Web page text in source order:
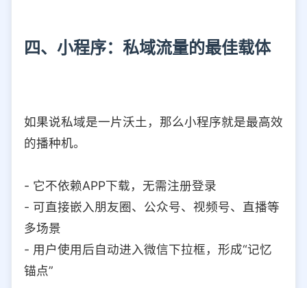
四、小程序：私域流量的最佳载体
如果说私域是一片沃土，那么小程序就是最高效
的播种机。
- 它不依赖APP下载，无需注册登录
- 可直接嵌入朋友圈、公众号、视频号、直播等
多场景
- 用户使用后自动进入微信下拉框，形成“记忆
锚点”